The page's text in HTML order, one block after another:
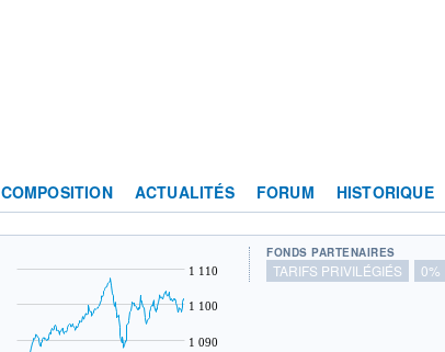
COMPOSITION ACTUALITÉS FORUM HISTORIQUE
1 090
1 100
1 110
FONDS PARTENAIRES
TARIFS PRIVILÉGIÉS 0%